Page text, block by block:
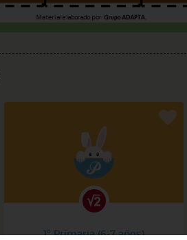
1º Primaria (6-7 años)